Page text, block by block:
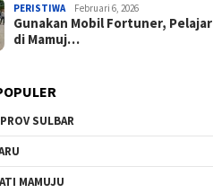
PERISTIWA Februari 6, 2026
Gunakan Mobil Fortuner, Pelajar
di Mamuj…
SULBAR
MAMUJU